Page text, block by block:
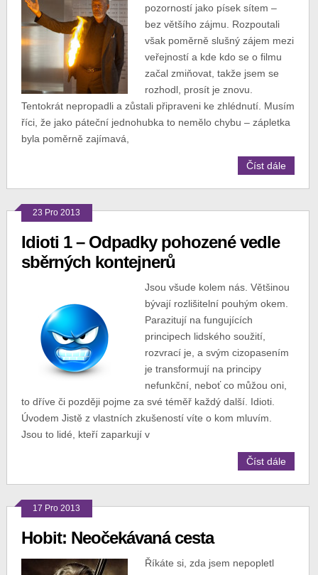
pozorností jako písek sítem –
bez většího zájmu. Rozpoutali
však poměrně slušný zájem mezi
veřejností a kde kdo se o filmu
začal zmiňovat, takže jsem se
rozhodl, prosít je znovu.
Tentokrát nepropadli a zůstali připraveni ke zhlédnutí. Musím
říci, že jako páteční jednohubka to nemělo chybu – zápletka
byla poměrně zajímavá,
Číst dále
23 Pro 2013
Idioti 1 – Odpadky pohozené vedle
sběrných kontejnerů
Jsou všude kolem nás. Většinou
bývají rozlišitelní pouhým okem.
Parazitují na fungujících
principech lidského soužití,
rozvrací je, a svým cizopasením
je transformují na principy
nefunkční, neboť co můžou oni,
to dříve či později pojme za své téměř každý další. Idioti.
Úvodem Jistě z vlastních zkušeností víte o kom mluvím.
Jsou to lidé, kteří zaparkují v
Číst dále
17 Pro 2013
Hobit: Neočekávaná cesta
Říkáte si, zda jsem nepopletl